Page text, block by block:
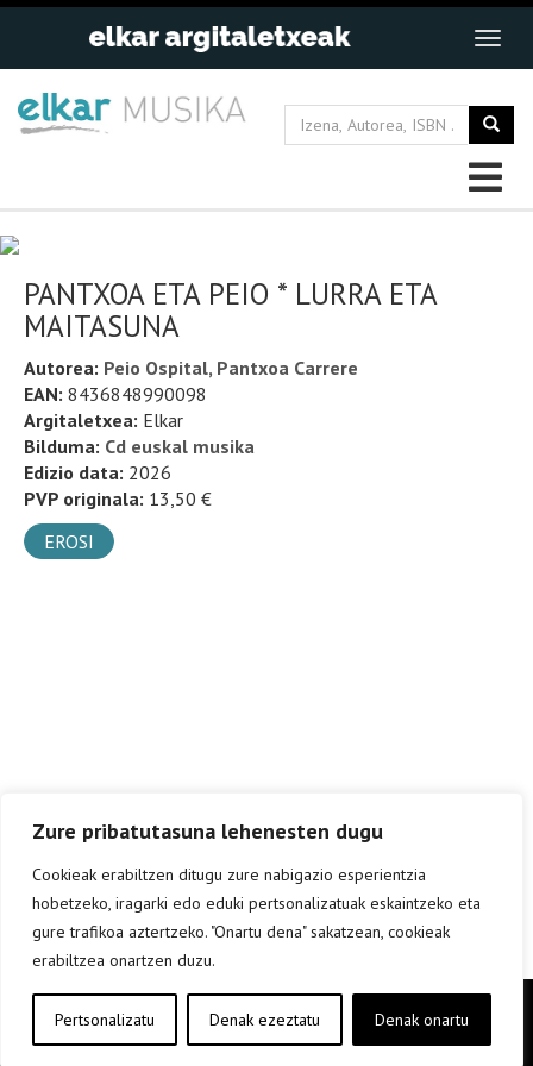
Zure pribatutasuna lehenesten dugu
Cookieak erabiltzen ditugu zure nabigazio esperientzia
hobetzeko, iragarki edo eduki pertsonalizatuak eskaintzeko eta
gure trafikoa aztertzeko. "Onartu dena" sakatzean, cookieak
erabiltzea onartzen duzu.
Pertsonalizatu Denak ezeztatu Denak onartu
PANTXOA ETA PEIO * LURRA ETA
MAITASUNA
Autorea: Peio Ospital, Pantxoa Carrere
EAN: 8436848990098
Argitaletxea: Elkar
Bilduma: Cd euskal musika
Edizio data: 2026
PVP originala: 13,50 €
EROSI
Copyright © elkar Argitaletxeak 2019
Lege oharra
Cookie politika